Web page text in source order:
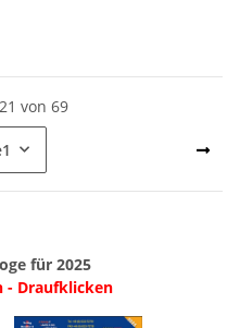
von 69
1
für 2025
- Draufklicken